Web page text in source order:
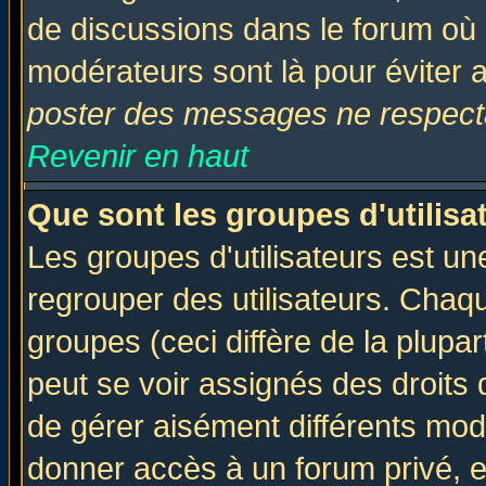
de discussions dans le forum
modérateurs sont là pour éviter
poster des messages ne
Revenir en haut
Que sont les groupes
Les groupes d'utilisateurs est
regrouper des utilisateurs.
groupes (ceci diffère de la
peut se voir assignés des
de gérer aisément différents
donner accès à un forum privé,